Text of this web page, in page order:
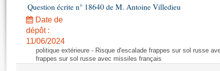
Propositions de loi
Amendements
Textes adoptés
Rapports d'information
Histoire
Juniors
Anciennes législatures
Liens vers les sites publics
Photos libres de droit
Question écrite n° 18640 de M. Antoine Villedieu
Date de
dépôt :
11/06/2024
politique extérieure - Risque d'escalade frappes sur sol russe
frappes sur sol russe avec missiles français